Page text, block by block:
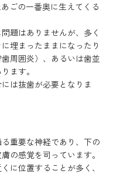
ごの一番奥に生えてくる
題はありませんが、多く
埋まったままになったり
周囲炎）、あるいは歯並
ます。
は抜歯が必要となりま
重要な神経であり、下の
の感覚を司っています。
に位置することが多く、